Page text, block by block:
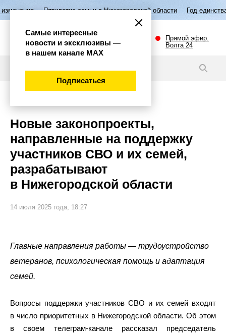
семьи в Нижегородской области Год единства народов
Прямой эфир.
Волга 24
Новые законопроекты,
направленные на поддержку
участников СВО и их семей,
разрабатывают
в Нижегородской области
14 июля 2025 года, 18:27
Главные направления работы — трудоустройство
ветеранов, психологическая помощь и адаптация
семей.
Вопросы поддержки участников СВО и их семей входят
в число приоритетных в Нижегородской области. Об этом
в своем телеграм-канале рассказал председатель
Самые интересные
новости и эксклюзивы —
в нашем канале МАХ
Подписаться